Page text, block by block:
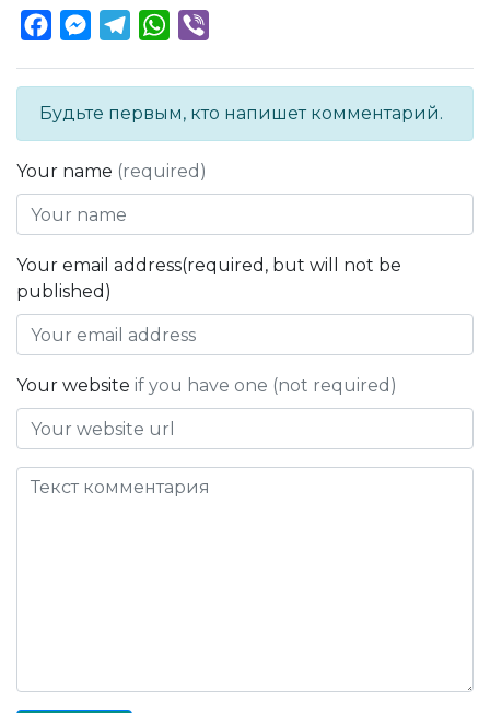
FacebookMessenger
TelegramWhatsApp
Будьте первым, кто напишет комментарий.
Your name (required)
Your email address(required, but will not be
published)
Your website if you have one (not required)